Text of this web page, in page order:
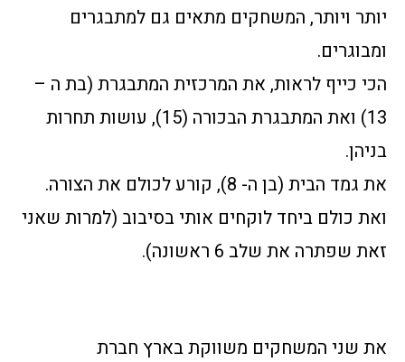
יותר ויותר, המשחקים מתאים גם למתבגרים
ומבוגרים.
הכי כייף לראות, את המרכזית המתבגרת (בת ה –
13) ואת המתבגרת הבכורה (15), עושות תחרות
בניהן.
את גמד הבית (בן ה- 8), קורע לכולם את הצורה.
ואת כולם ביחד לוקחים אותי בסיבוב (למרות שאני
זאת שפתרה את שלב 6 ראשונה).
את שני המשחקים משווקת בארץ חברת